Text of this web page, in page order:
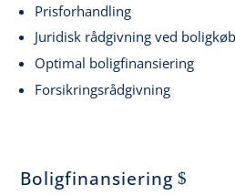
Prisforhandling
Juridisk rådgivning ved boligkøb
Optimal boligfinansiering
Forsikringsrådgivning
Boligfinansiering